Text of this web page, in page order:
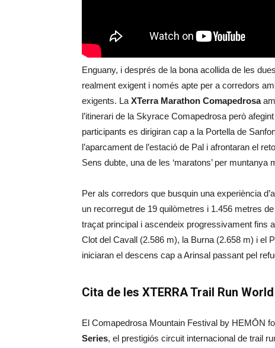
Enguany, i després de la bona acollida de les
realment exigent i només apte per a corredors
exigents. La XTerra Marathon Comapedrosa
l’itinerari de la Skyrace Comapedrosa però
participants es dirigiran cap a la Portella de
l’aparcament de l’estació de Pal i afrontaran el
Sens dubte, una de les ‘maratons’ per muntanya
Per als corredors que busquin una experiència
un recorregut de 19 quilòmetres i 1.456 metres
traçat principal i ascendeix progressivament fins
Clot del Cavall (2.586 m), la Burna (2.658 m) i el
iniciaran el descens cap a Arinsal passant pel
Cita de les XTERRA Trail Run
El Comapedrosa Mountain Festival by HEMŌN
Series, el prestigiós circuit internacional de trail